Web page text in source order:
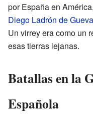
por España en
Diego Ladrón de
Un virrey era como un
esas tierras lejanas.
Batallas en la
Española